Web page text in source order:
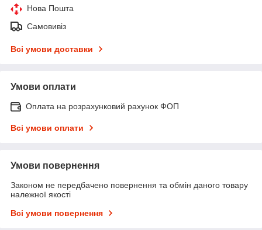
Нова Пошта
Самовивіз
Всі умови доставки
Умови оплати
Оплата на розрахунковий рахунок ФОП
Всі умови оплати
Умови повернення
Законом не передбачено повернення та обмін даного товару
належної якості
Всі умови повернення